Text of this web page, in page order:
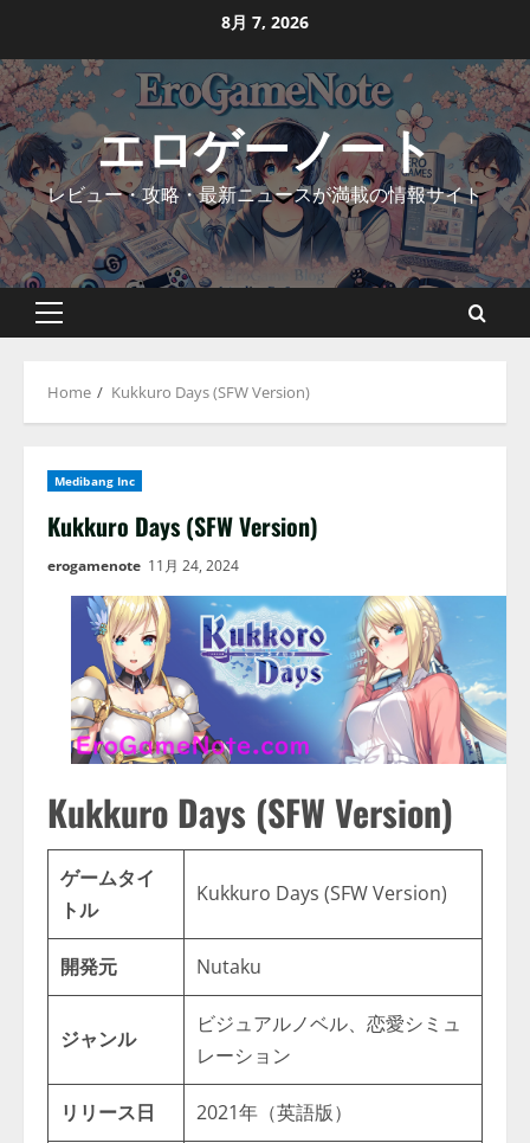
content
8月 7, 2026
エロゲーノート
レビュー・攻略・最新ニュースが満載の情報サイト
Primary
Home Kukkuro Days (SFW Version)
Medibang Inc
Kukkuro Days (SFW Version)
erogamenote 11月 24, 2024
Kukkuro Days (SFW Version)
ゲームタイ
トル
Kukkuro Days (SFW Version)
開発元 Nutaku
ジャンル
ビジュアルノベル、恋愛シミュ
レーション
リリース日 2021年（英語版）